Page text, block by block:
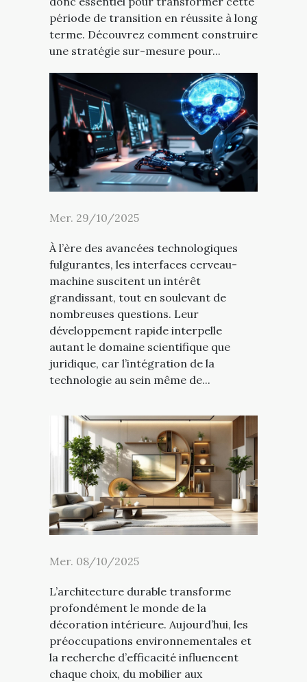
période de transition en réussite à long
terme. Découvrez comment construire
une stratégie sur-mesure pour...
Mer. 29/10/2025
À l’ère des avancées technologiques
fulgurantes, les interfaces cerveau-
machine suscitent un intérêt
grandissant, tout en soulevant de
nombreuses questions. Leur
développement rapide interpelle
autant le domaine scientifique que
juridique, car l’intégration de la
technologie au sein même de...
Mer. 08/10/2025
L’architecture durable transforme
profondément le monde de la
décoration intérieure. Aujourd’hui, les
préoccupations environnementales et
la recherche d’efficacité influencent
chaque choix, du mobilier aux